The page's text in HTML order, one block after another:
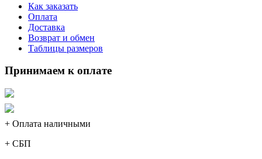
Как заказать
Оплата
Доставка
Возврат и обмен
Таблицы размеров
Принимаем к оплате
+ Оплата наличными
+ СБП